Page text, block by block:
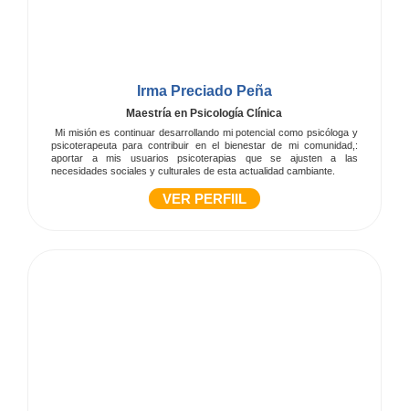
Irma Preciado Peña
Maestría en Psicología Clínica
Mi misión es continuar desarrollando mi potencial como psicóloga y
psicoterapeuta para contribuir en el bienestar de mi comunidad,:
aportar a mis usuarios psicoterapias que se ajusten a las
necesidades sociales y culturales de esta actualidad cambiante.
VER PERFIIL